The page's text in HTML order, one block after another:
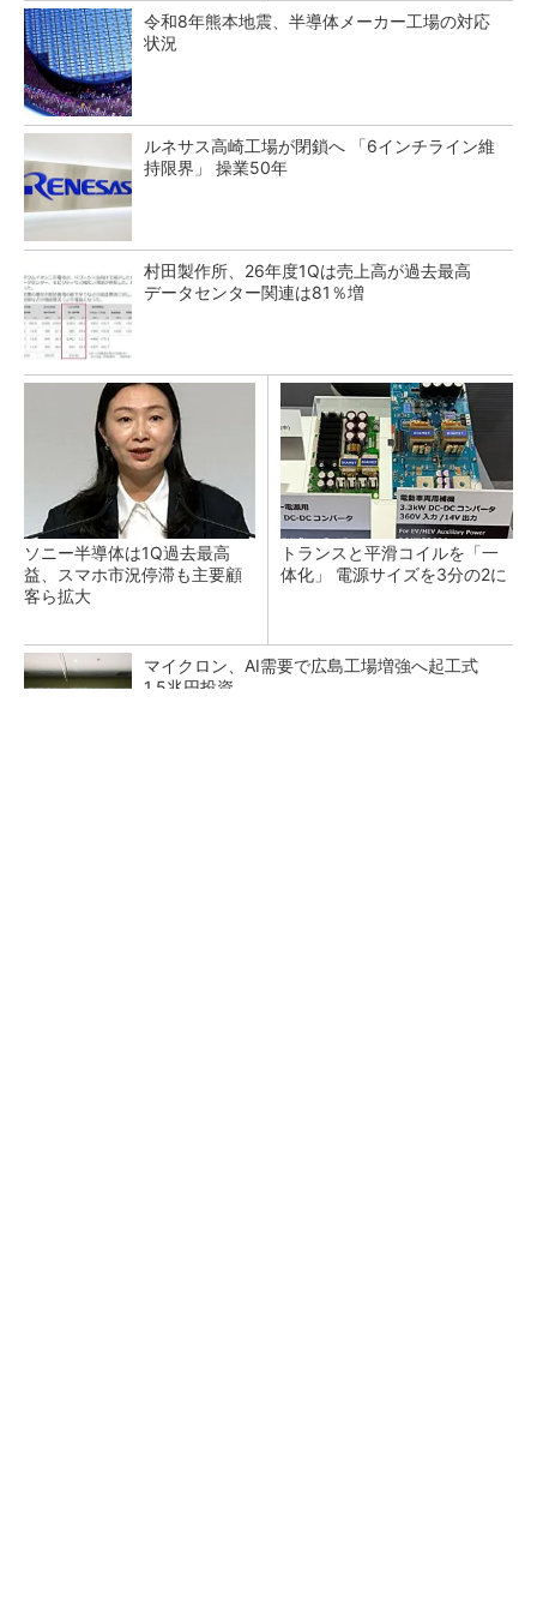
令和8年熊本地震、半導体メーカー工場の対応
状況
ルネサス高崎工場が閉鎖へ 「6インチライン維
持限界」 操業50年
村田製作所、26年度1Qは売上高が過去最高
データセンター関連は81％増
ソニー半導体は1Q過去最高
益、スマホ市況停滞も主要顧
客ら拡大
トランスと平滑コイルを「一
体化」 電源サイズを3分の2に
マイクロン、AI需要で広島工場増強へ起工式
1.5兆円投資